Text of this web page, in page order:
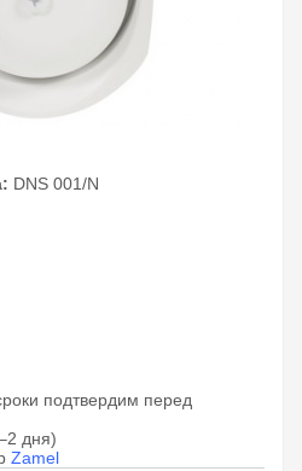
DNS 001/N
подтвердим перед
дня)
Zamel